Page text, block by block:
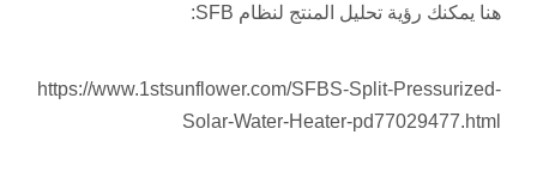
هنا يمكنك رؤية تحليل المنتج لنظام SFB:
https://www.1stsunflower.com/SFBS-Split-Pressurized-
Solar-Water-Heater-pd77029477.html